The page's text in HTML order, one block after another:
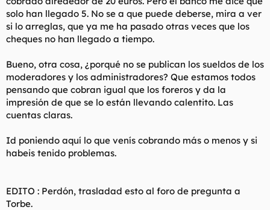
solo han llegado 5. No se a que puede deberse, mira a ver
si lo arreglas, que ya me ha pasado otras veces que los
cheques no han llegado a tiempo.
Bueno, otra cosa, ¿porqué no se publican los sueldos de los
moderadores y los administradores? Que estamos todos
pensando que cobran igual que los foreros y da la
impresión de que se lo están llevando calentito. Las
cuentas claras.
Id poniendo aquí lo que venís cobrando más o menos y si
habeis tenido problemas.
EDITO : Perdón, trasladad esto al foro de pregunta a
Torbe.